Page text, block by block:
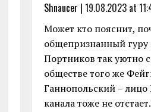
Shnaucer | 19.08.2023 at
Может кто пояснит,
общепризнанный гуру
Портников так уютно
обществе того же
Ганнопольский –
канала тоже не отстает.